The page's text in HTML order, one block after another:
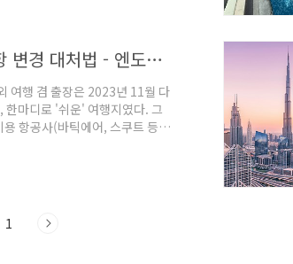
2024년 두바이 자유여행 준비! 항공사측 결항 변경 대처법 - 엔도스(대체 항공편 보상) 성공 후기 #중국남방항공 #NONENDS
여행 겸 출장은 2023년 11월 다
한마디로 '쉬운' 여행지였다. 그
항공사(바틱에어, 스쿠트 등)
다는 개인적인 목표를 세웠다.
1